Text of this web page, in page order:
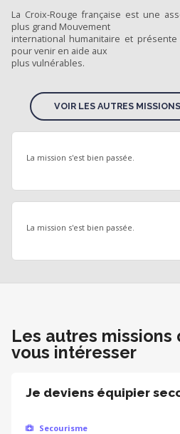
La Croix-Rouge française est une
plus grand Mouvement
international humanitaire et
pour venir en aide aux
plus vulnérables.
VOIR LES AUTRES
La mission s'est bien passée.
La mission s'est bien passée.
Les autres
vous intéresser
Je deviens équipier
Secourisme